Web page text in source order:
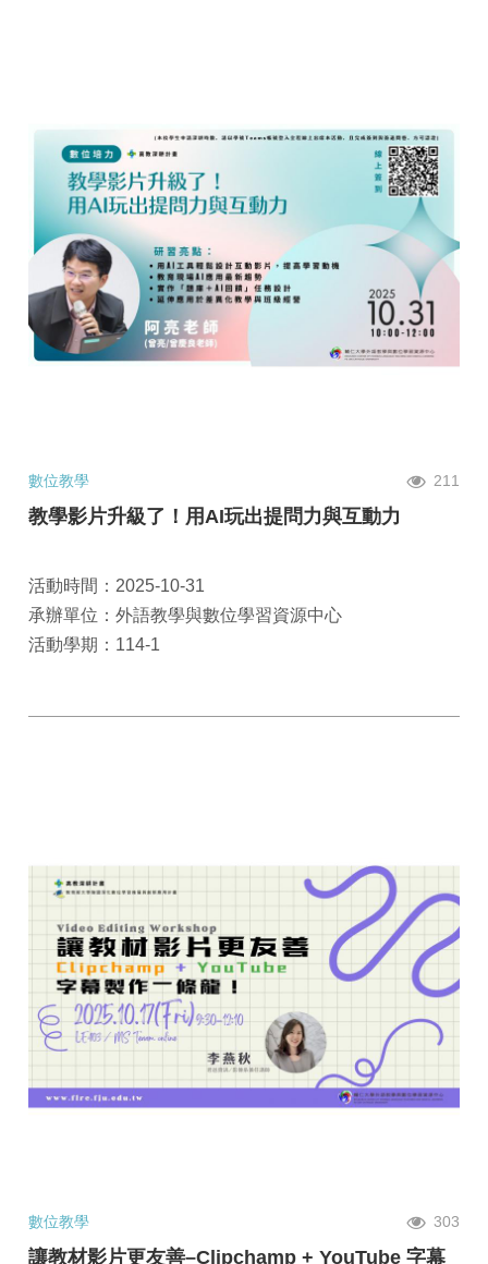
數位教學 211
教學影片升級了！用AI玩出提問力與互動力
活動時間：2025-10-31
承辦單位：外語教學與數位學習資源中心
活動學期：114-1
數位教學 303
讓教材影片更友善–Clipchamp + YouTube 字幕